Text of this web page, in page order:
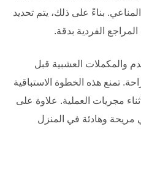
بناءً على ذلك، يتم تحديد
الفردية بدقة.
والمكملات العشبية قبل
تمنع هذه الخطوة الاستباقية
مجريات العملية. علاوة على
مريحة وهادئة في المنزل